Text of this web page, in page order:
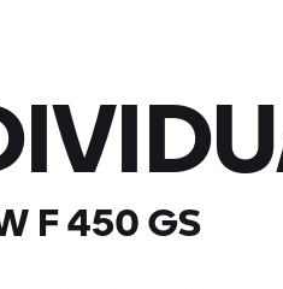
F 450 GS